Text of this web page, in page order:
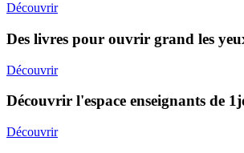
Découvrir
Des livres pour ouvrir grand les
Découvrir
Découvrir l'espace enseignants de
Découvrir